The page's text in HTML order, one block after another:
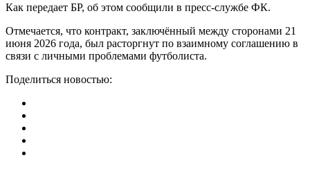
Как передает БР, об этом сообщили в пресс-службе ФК.
Отмечается, что контракт, заключённый между сторонами 21
июня 2026 года, был расторгнут по взаимному соглашению в
связи с личными проблемами футболиста.
Поделиться новостью: